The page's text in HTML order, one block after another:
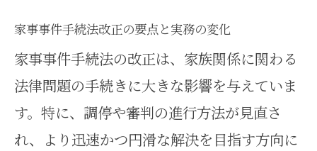
家事事件手続法改正の要点と実務の変化
家事事件手続法の改正は、家族関係に関わる
法律問題の手続きに大きな影響を与えていま
す。特に、調停や審判の進行方法が見直さ
れ、より迅速かつ円滑な解決を目指す方向に